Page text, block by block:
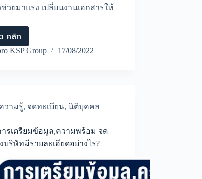
ช่วยมาแรง เปลี่ยนงานเอกสารให้
คลิก ของ
กิจKSP Group 17/08/2022
วามรู้, จดทะเบียน, นิติบุคคล
รเตรียมข้อมูล,ความพร้อม จด
บริษัทมีรายละเอียดอย่างไร?